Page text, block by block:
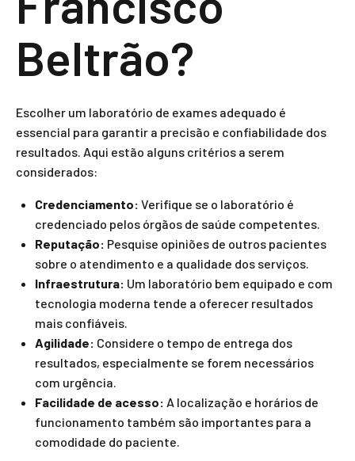
Beltrão?
Escolher um laboratório de exames adequado é
essencial para garantir a precisão e confiabilidade dos
resultados. Aqui estão alguns critérios a serem
considerados:
Credenciamento: Verifique se o laboratório é
credenciado pelos órgãos de saúde competentes.
Reputação: Pesquise opiniões de outros pacientes
sobre o atendimento e a qualidade dos serviços.
Infraestrutura: Um laboratório bem equipado e com
tecnologia moderna tende a oferecer resultados
mais confiáveis.
Agilidade: Considere o tempo de entrega dos
resultados, especialmente se forem necessários
com urgência.
Facilidade de acesso: A localização e horários de
funcionamento também são importantes para a
comodidade do paciente.